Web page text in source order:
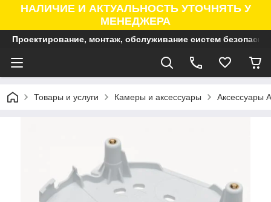
НАЛИЧИЕ И АКТУАЛЬНОСТЬ УТОЧНЯТЬ У
МЕНЕДЖЕРА
Проектирование, монтаж, обслуживание систем
Товары и услуги Камеры и аксессуары Аксессуары